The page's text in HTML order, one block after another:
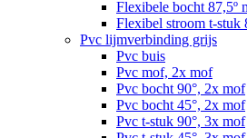
Flexibele bocht 87,5º
Flexibel stroom t-stuk
Pvc lijmverbinding grijs
Pvc buis
Pvc mof, 2x mof
Pvc bocht 90°, 2x mof
Pvc bocht 45°, 2x mof
Pvc t-stuk 90°, 3x mof